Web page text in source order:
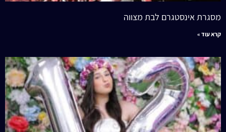
מסגרת אינסטגרם לבת מצווה
קרא עוד »